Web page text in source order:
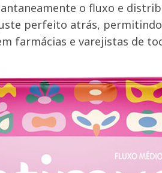
o fluxo e
perfeito atrás,
farmácias e varejistas de